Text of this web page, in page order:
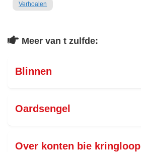
Verhoalen
Meer van t zulfde:
Blinnen
Oardsengel
Over konten bie kringloop